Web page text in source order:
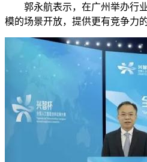
郭永航表示，在广州举办行业
模的场景开放，提供更有竞争力